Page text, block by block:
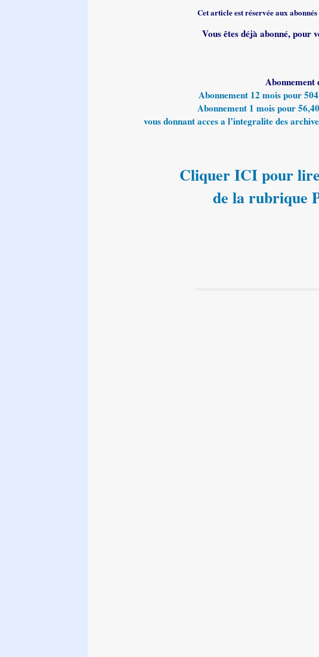
Cet article est réservée aux
Vous êtes déjà abonné, pour
Abonnement
Abonnement 12 mois pour
Abonnement 1 mois pour
vous donnant acces a l’integralite des
Cliquer ICI pour
de la rubrique